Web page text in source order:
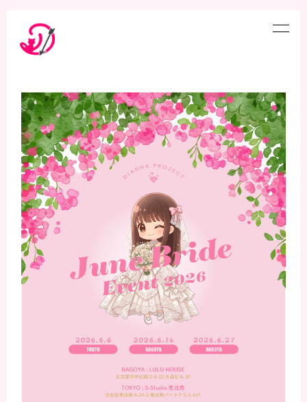
Profile Blog
FC Movie Photo
YouTube Discography
Schedule Showroom
Live Ticket Official Store
LIVE・特典会 Audition
ログイン